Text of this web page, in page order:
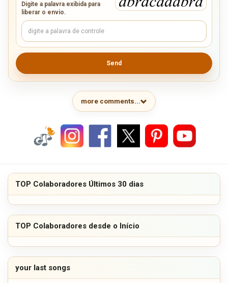
Digite a palavra exibida para
liberar o envio.
Send
more comments...
TOP Colaboradores Últimos 30 dias
TOP Colaboradores desde o Início
your last songs